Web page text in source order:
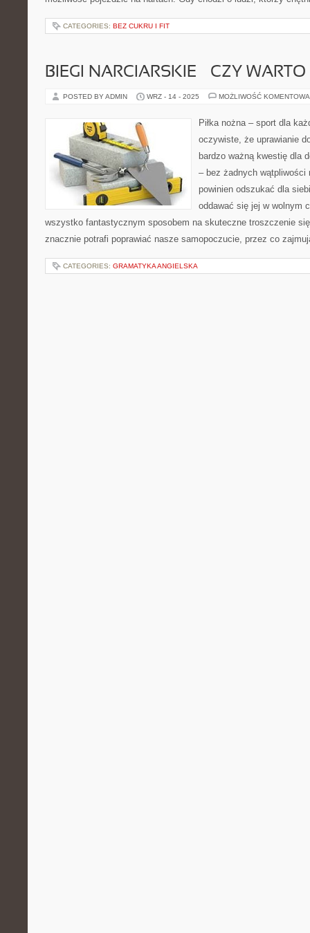
CATEGORIES: BEZ CUKRU I FIT
BIEGI NARCIARSKIE – CZY
POSTED BY ADMIN WRZ - 14 - 2025 MOŻLIWOŚĆ
Piłka nożna – sport dla
oczywiste, że uprawianie
bardzo ważną kwestię dla
– bez żadnych
powinien odszukać dla
oddawać się jej w wolnym
wszystko fantastycznym sposobem na skuteczne troszczenie
znacznie potrafi poprawiać nasze samopoczucie, przez co
CATEGORIES: GRAMATYKA ANGIELSKA